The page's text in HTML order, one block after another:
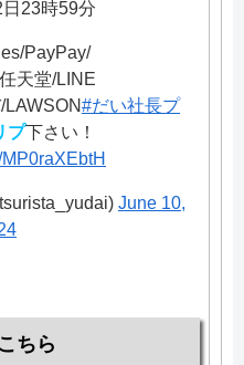
23時59分
PayPay/
天堂/LINE
#だい社長プ
プ下さい！
June 10,
ちら